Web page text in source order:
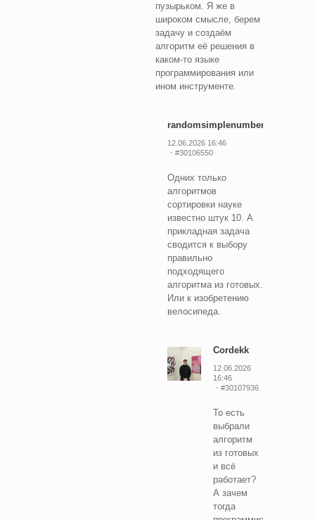
пузырьком. Я же в
широком смысле, берем
задачу и создаём
алгоритм её решения в
каком-то языке
программирования или
ином инструменте.
randomsimplenumber
12.06.2026 16:46
#30106550
Одних только
алгоритмов
сортировки науке
известно штук 10. А
прикладная задача
сводится к выбору
правильно
подходящего
алгоритма из готовых.
Или к изобретению
велосипеда.
Cordekk
12.06.2026
16:46
#30107936
То есть
выбрали
алгоритм
из готовых
и всё
работает?
А зачем
тогда